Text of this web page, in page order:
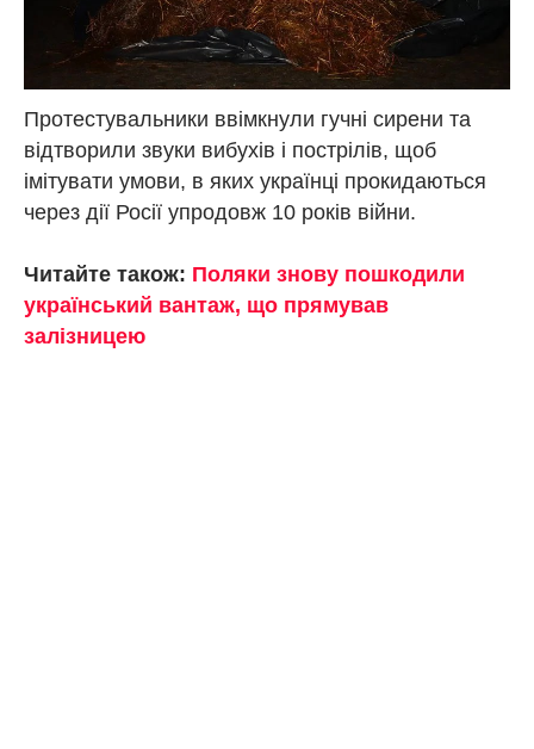
Протестувальники ввімкнули гучні сирени та
відтворили звуки вибухів і пострілів, щоб
імітувати умови, в яких українці прокидаються
через дії Росії упродовж 10 років війни.
Читайте також: Поляки знову пошкодили
український вантаж, що прямував
залізницею